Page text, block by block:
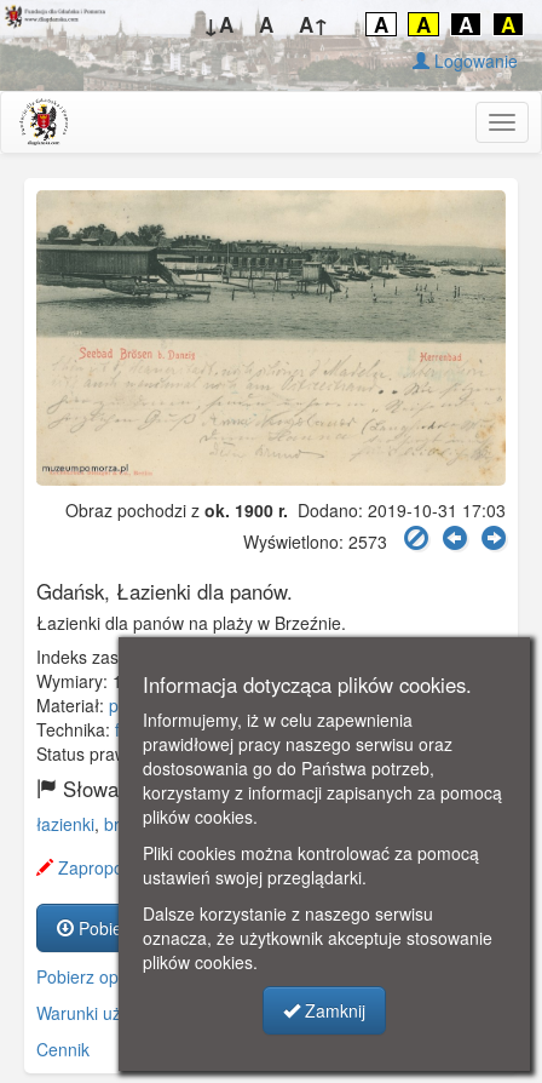
↓A A A↑ A A A A
Logowanie
Obraz pochodzi z ok. 1900 r. Dodano: 2019-10-31 17:03
Wyświetlono: 2573
Gdańsk, Łazienki dla panów.
Łazienki dla panów na plaży w Brzeźnie.
Indeks zasobu:
Wymiary: 140 x 90 mm
Materiał: pocztówka
Technika: fotografia czarno-biała
Status prawny:Użycie Niekomercyjne
Słowa kluczowe:
łazienki, brosen,brzeźno,plaża
Zaproponuj zmianę opisu.
Pobierz zasób
Pobierz opis
Warunki używania zasobów.
Cennik
Informacja dotycząca plików cookies.
Informujemy, iż w celu zapewnienia
prawidłowej pracy naszego serwisu oraz
dostosowania go do Państwa potrzeb,
korzystamy z informacji zapisanych za pomocą
plików cookies.
Pliki cookies można kontrolować za pomocą
ustawień swojej przeglądarki.
Dalsze korzystanie z naszego serwisu
oznacza, że użytkownik akceptuje stosowanie
plików cookies.
Zamknij